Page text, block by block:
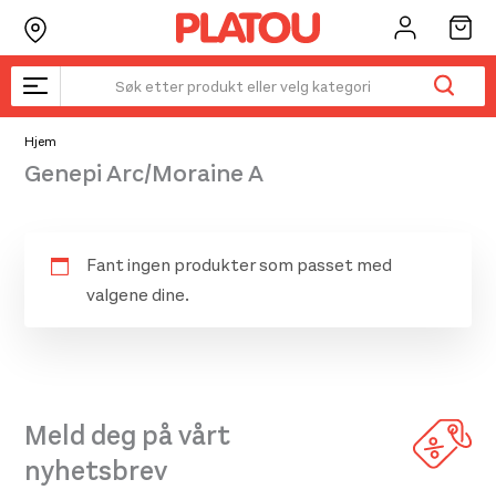
Hopp
rett
til
innholdet
Hjem
Genepi Arc/Moraine A
Fant ingen produkter som passet med
valgene dine.
Meld deg på vårt
nyhetsbrev